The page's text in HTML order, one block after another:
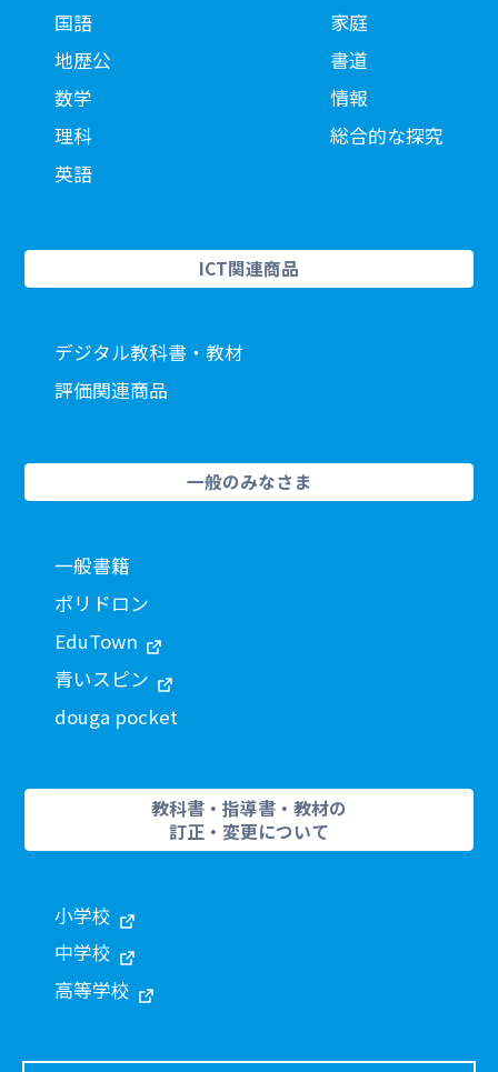
国語
地歴公
数学
理科
英語
家庭
書道
情報
総合的な探究
ICT関連商品
デジタル教科書・教材
評価関連商品
一般のみなさま
一般書籍
ポリドロン
EduTown
青いスピン
douga pocket
教科書・指導書・教材の
訂正・変更について
小学校
中学校
高等学校